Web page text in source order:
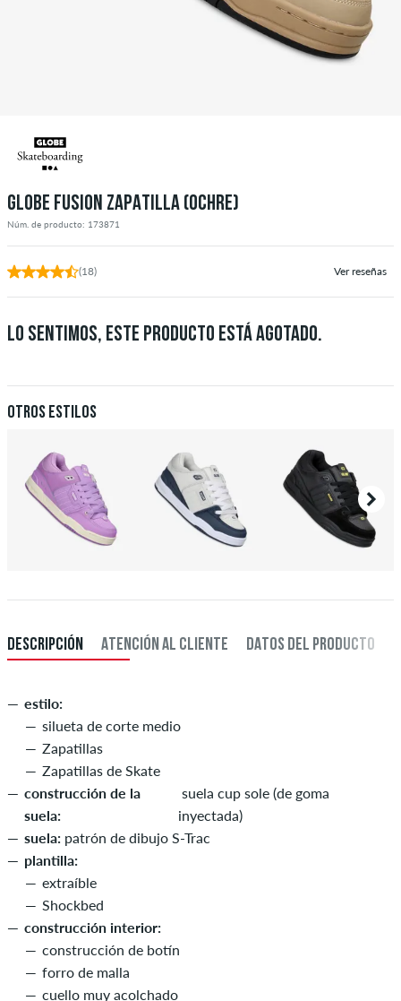
GLOBE FUSION ZAPATILLA (OCHRE)
Núm. de producto: 173871
(18) Ver reseñas
LO SENTIMOS, ESTE PRODUCTO ESTÁ AGOTADO.
Otros estilos
DESCRIPCIÓN ATENCIÓN AL CLIENTE DATOS DEL PRODUCTO
estilo:
silueta de corte medio
Zapatillas
Zapatillas de Skate
construcción de la
suela:
suela cup sole (de goma
inyectada)
suela: patrón de dibujo S-Trac
plantilla:
extraíble
Shockbed
construcción interior:
construcción de botín
forro de malla
cuello muy acolchado